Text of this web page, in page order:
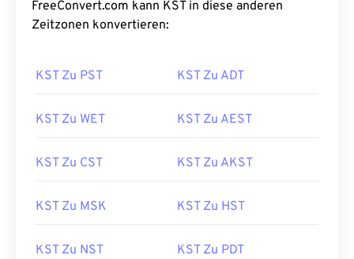
FreeConvert.com kann KST in diese anderen
Zeitzonen konvertieren:
KST Zu PST KST Zu ADT
KST Zu WET KST Zu AEST
KST Zu CST KST Zu AKST
KST Zu MSK KST Zu HST
KST Zu NST KST Zu PDT